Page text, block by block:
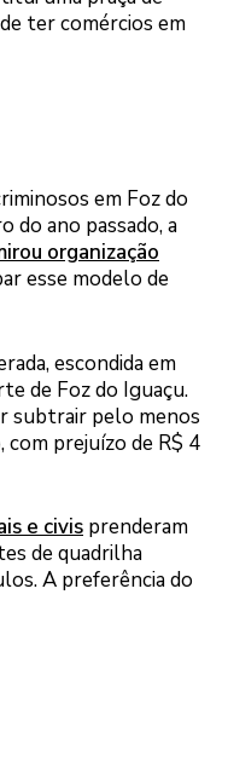
ter comércios em
em Foz do
do ano passado, a
organização
esse modelo de
escondida em
de Foz do Iguaçu.
subtrair pelo menos
com prejuízo de R$ 4
e civis prenderam
de quadrilha
A preferência do